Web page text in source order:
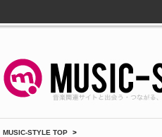
MUSIC-STYLE TOP >